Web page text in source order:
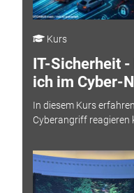
Kurs
IT-Sicherheit -
ich im Cyber-
In diesem Kurs
Cyberangriff reagieren